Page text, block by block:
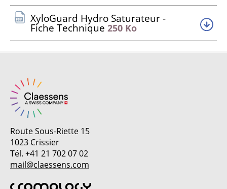
XyloGuard Hydro Saturateur -
Fiche Technique 250 Ko
Route Sous-Riette 15
1023 Crissier
Tél. +41 21 702 07 02
mail@claessens.com